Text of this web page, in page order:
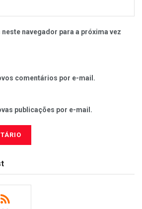
navegador para a próxima vez
comentários por e-mail.
publicações por e-mail.